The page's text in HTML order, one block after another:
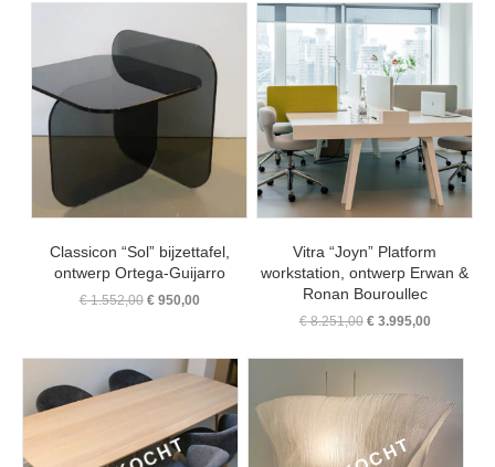
Classicon “Sol” bijzettafel,
ontwerp Ortega-Guijarro
€1.552,00 Oorspronkelijke
€ 1.552,00.
€950,00Huidige
€ 950,00.
Vitra “Joyn” Platform
workstation, ontwerp Erwan &
Ronan Bouroullec
€8.251,00 Oorspronkelijke
was:
€3.995,00Huidige
is: